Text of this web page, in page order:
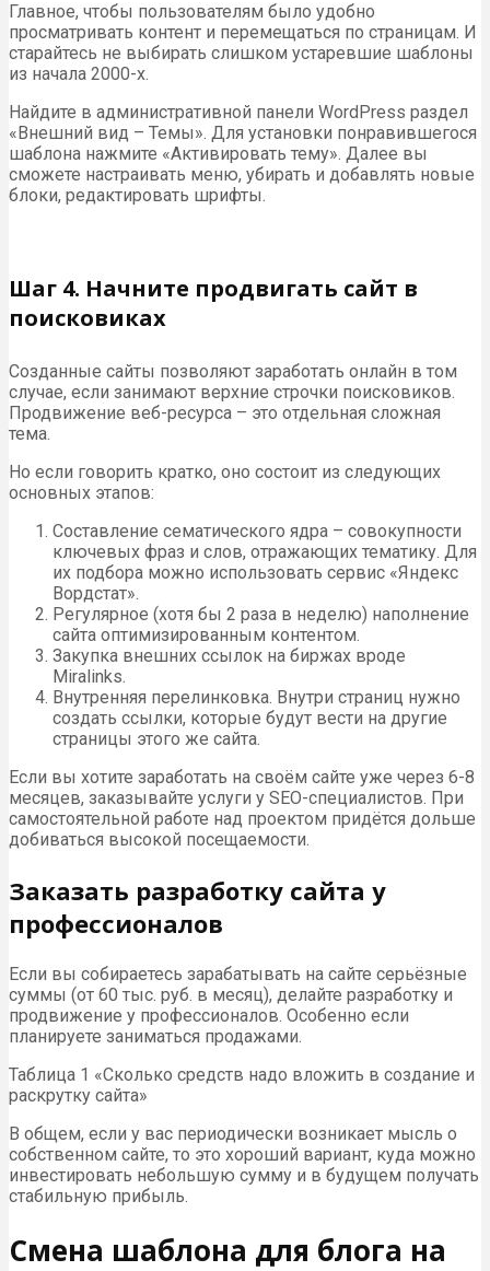
Главное, чтобы пользователям было удобно
просматривать контент и перемещаться по страницам. И
старайтесь не выбирать слишком устаревшие шаблоны
из начала 2000-х.
Найдите в административной панели WordPress раздел
«Внешний вид – Темы». Для установки понравившегося
шаблона нажмите «Активировать тему». Далее вы
сможете настраивать меню, убирать и добавлять новые
блоки, редактировать шрифты.
Шаг 4. Начните продвигать сайт в
поисковиках
Созданные сайты позволяют заработать онлайн в том
случае, если занимают верхние строчки поисковиков.
Продвижение веб-ресурса – это отдельная сложная
тема.
Но если говорить кратко, оно состоит из следующих
основных этапов:
Составление сематического ядра – совокупности
ключевых фраз и слов, отражающих тематику. Для
их подбора можно использовать сервис «Яндекс
Вордстат».
Регулярное (хотя бы 2 раза в неделю) наполнение
сайта оптимизированным контентом.
Закупка внешних ссылок на биржах вроде
Miralinks.
Внутренняя перелинковка. Внутри страниц нужно
создать ссылки, которые будут вести на другие
страницы этого же сайта.
Если вы хотите заработать на своём сайте уже через 6-8
месяцев, заказывайте услуги у SEO-специалистов. При
самостоятельной работе над проектом придётся дольше
добиваться высокой посещаемости.
Заказать разработку сайта у
профессионалов
Если вы собираетесь зарабатывать на сайте серьёзные
суммы (от 60 тыс. руб. в месяц), делайте разработку и
продвижение у профессионалов. Особенно если
планируете заниматься продажами.
Таблица 1 «Сколько средств надо вложить в создание и
раскрутку сайта»
В общем, если у вас периодически возникает мысль о
собственном сайте, то это хороший вариант, куда можно
инвестировать небольшую сумму и в будущем получать
стабильную прибыль.
Смена шаблона для блога на